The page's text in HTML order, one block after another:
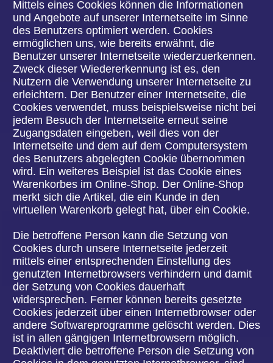
für die Verarbeitung Verantwortlichen wird ferner
die vom Internet-Service-Provider (ISP) der
betroffenen Person vergebene IP-Adresse, das
Datum sowie die Uhrzeit der Registrierung
gespeichert. Die Speicherung dieser Daten erfolgt
vor dem Hintergrund, dass nur so der Missbrauch
unserer Dienste verhindert werden kann, und
diese Daten im Bedarfsfall ermöglichen,
begangene Straftaten aufzuklären. Insofern ist die
Speicherung dieser Daten zur Absicherung des für
die Verarbeitung Verantwortlichen erforderlich.
Eine Weitergabe dieser Daten an Dritte erfolgt
grundsätzlich nicht, sofern keine gesetzliche Pflicht
zur Weitergabe besteht oder die Weitergabe der
Strafverfolgung dient.
Die Registrierung der betroffenen Person unter
freiwilliger Angabe personenbezogener Daten
dient dem für die Verarbeitung Verantwortlichen
dazu, der betroffenen Person Inhalte oder
Leistungen anzubieten, die aufgrund der Natur der
Sache nur registrierten Benutzern angeboten
werden können. Registrierten Personen steht die
Möglichkeit frei, die bei der Registrierung
abzuändern oder vollständig aus dem
Datenbestand des für die Verarbeitung
Verantwortlichen löschen zu lassen.
Der für die Verarbeitung Verantwortliche erteilt
jeder betroffenen Person jederzeit auf Anfrage
Auskunft darüber, welche personenbezogenen
Daten über die betroffene Person gespeichert
sind. Ferner berichtigt oder löscht der für die
Verarbeitung Verantwortliche personenbezogene
Daten auf Wunsch oder Hinweis der betroffenen
Person, soweit dem keine gesetzlichen
Aufbewahrungspflichten entgegenstehen. Die
Gesamtheit der Mitarbeiter des für die